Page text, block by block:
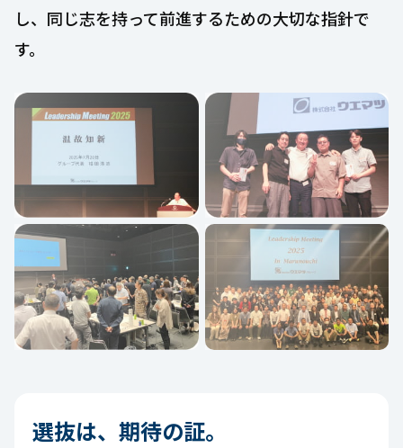
し、同じ志を持って前進するための大切な指針で
す。
選抜は、期待の証。